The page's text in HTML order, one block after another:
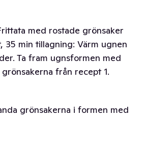
med rostade grönsaker
35 min tillagning: Värm ugnen
Ta fram ugnsformen med
från recept 1.
grönsakerna i formen med